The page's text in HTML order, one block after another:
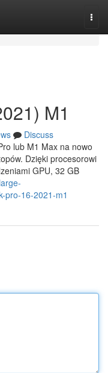
M1
Discuss
lub M1 Max na nowo
Dzięki procesorowi
GPU, 32 GB
pro-16-2021-m1